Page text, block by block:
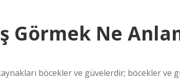
Görmek Ne
böcekler ve güvelerdir; böcekler ve